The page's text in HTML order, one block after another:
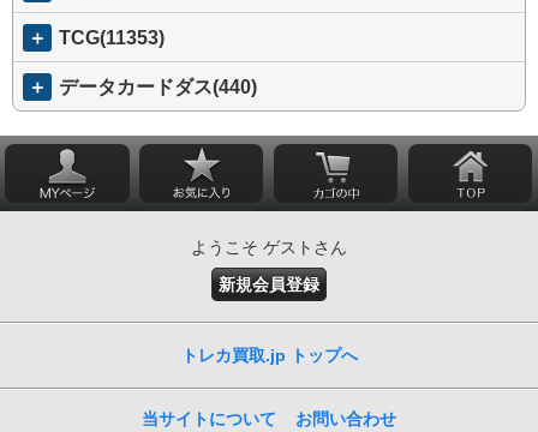
＋ TCG(11353)
＋ データカードダス(440)
ようこそ ゲストさん
新規会員登録
トレカ買取.jp トップへ
当サイトについて お問い合わせ